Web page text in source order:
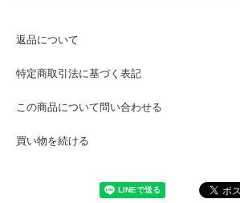
返品について
特定商取引法に基づく表記
この商品について問い合わせる
買い物を続ける